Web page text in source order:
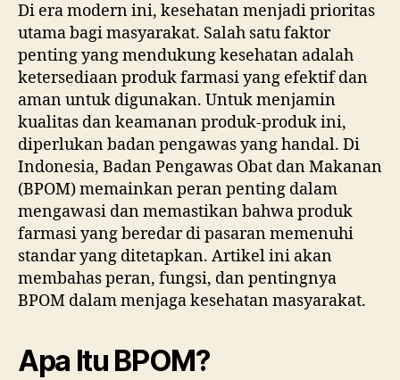
Di era modern ini, kesehatan menjadi prioritas
utama bagi masyarakat. Salah satu faktor
penting yang mendukung kesehatan adalah
ketersediaan produk farmasi yang efektif dan
aman untuk digunakan. Untuk menjamin
kualitas dan keamanan produk-produk ini,
diperlukan badan pengawas yang handal. Di
Indonesia, Badan Pengawas Obat dan Makanan
(BPOM) memainkan peran penting dalam
mengawasi dan memastikan bahwa produk
farmasi yang beredar di pasaran memenuhi
standar yang ditetapkan. Artikel ini akan
membahas peran, fungsi, dan pentingnya
BPOM dalam menjaga kesehatan masyarakat.
Apa Itu BPOM?